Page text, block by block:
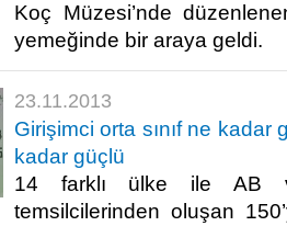
Koç Müzesi’nde
yemeğinde bir araya geldi.​
23.11.2013
Girişimci orta sınıf ne
kadar güçlü
14 farklı ülke ile AB
temsilcilerinden oluşan